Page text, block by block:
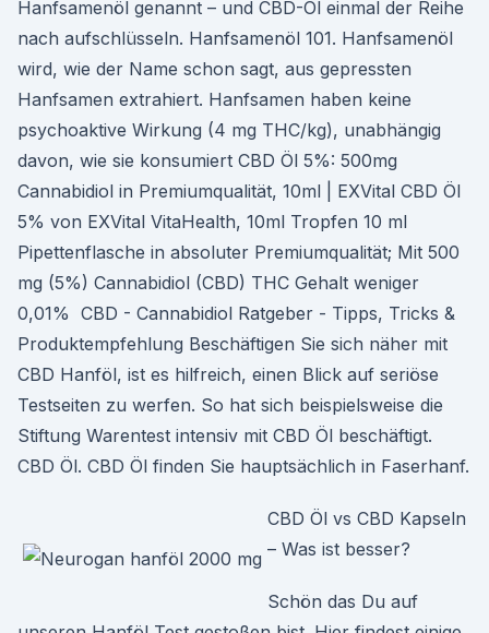
Hanfsamenöl genannt – und CBD-Öl einmal der Reihe
nach aufschlüsseln. Hanfsamenöl 101. Hanfsamenöl
wird, wie der Name schon sagt, aus gepressten
Hanfsamen extrahiert. Hanfsamen haben keine
psychoaktive Wirkung (4 mg THC/kg), unabhängig
davon, wie sie konsumiert CBD Öl 5%: 500mg
Cannabidiol in Premiumqualität, 10ml | EXVital CBD Öl
5% von EXVital VitaHealth, 10ml Tropfen 10 ml
Pipettenflasche in absoluter Premiumqualität; Mit 500
mg (5%) Cannabidiol (CBD) THC Gehalt weniger
0,01% ️ CBD - Cannabidiol Ratgeber - Tipps, Tricks &
Produktempfehlung Beschäftigen Sie sich näher mit
CBD Hanföl, ist es hilfreich, einen Blick auf seriöse
Testseiten zu werfen. So hat sich beispielsweise die
Stiftung Warentest intensiv mit CBD Öl beschäftigt.
CBD Öl. CBD Öl finden Sie hauptsächlich in Faserhanf.
CBD Öl vs CBD Kapseln
– Was ist besser?
Schön das Du auf